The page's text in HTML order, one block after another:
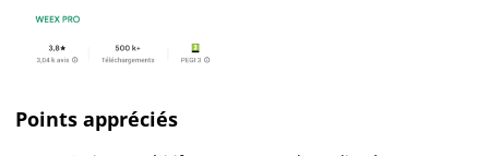
Points appréciés